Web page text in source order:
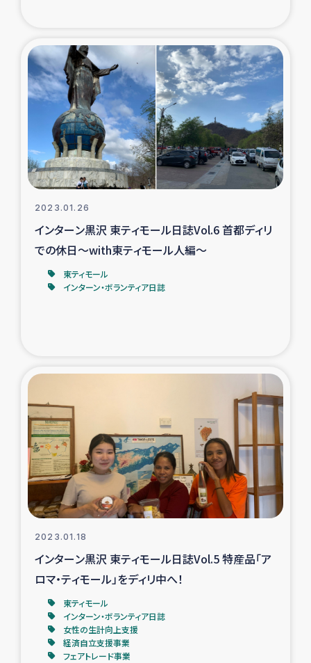
デニヤヤ小規模紅茶農家支援
コーヒー生産者支援
アイナロ県マウベシ郡でのコーヒー畑改善事業
ベイルート大規模爆発被災者支援
アグロフォレストリー（カカオ）事業
2023.01.26
インターン黒沢 東ティモール日誌Vol.6 首都ディリ
での休日～with東ティモール人編～
東ティモール
インターン・ボランティア日誌
2023.01.18
インターン黒沢 東ティモール日誌Vol.5 特産品「ア
ロマ・ティモール」をディリ中へ！
東ティモール
インターン・ボランティア日誌
女性の生計向上支援
経済自立支援事業
フェアトレード事業